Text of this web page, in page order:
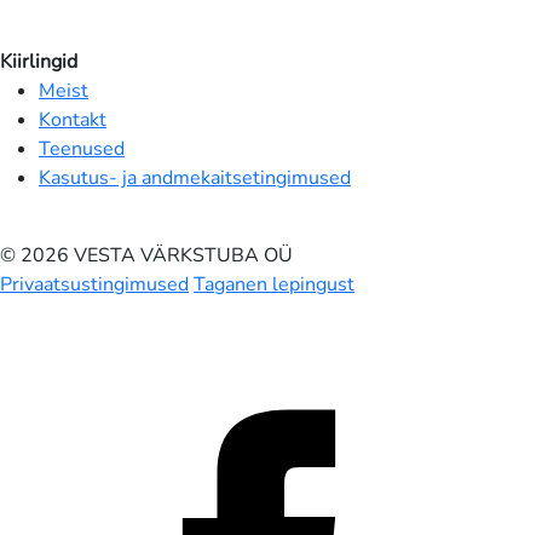
Kiirlingid
Meist
Kontakt
Teenused
Kasutus- ja andmekaitsetingimused
© 2026 VESTA VÄRKSTUBA OÜ
PrivaatsustingimusedTaganen lepingust